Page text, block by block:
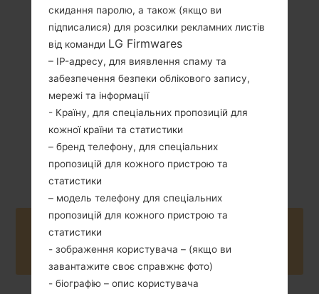
105 грам (3.70
унції)
Зємний Li-Ion
1540 mAh
Android 4.1-4.3
Jelly Bean
Buy accessories on Amazon
скидання паролю, а також (якщо ви
підписалися) для розсилки рекламних листів
від команди LG Firmwares
– IP-адресу, для виявлення спаму та
забезпечення безпеки облікового запису,
мережі та інформації
- Країну, для спеціальних пропозицій для
кожної країни та статистики
– бренд телефону, для спеціальних
пропозицій для кожного пристрою та
статистики
– модель телефону для спеціальних
пропозицій для кожного пристрою та
статистики
- зображення користувача – (якщо ви
завантажите своє справжнє фото)
- біографію – опис користувача